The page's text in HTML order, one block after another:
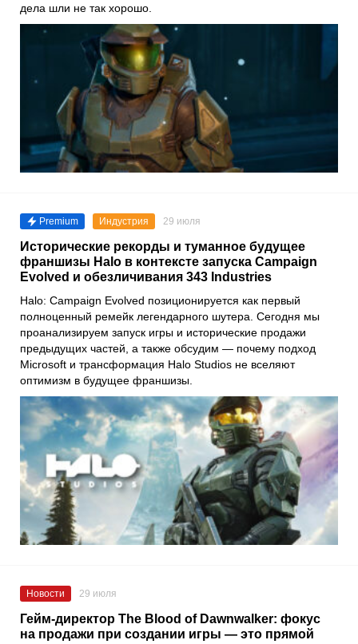
дела шли не так хорошо.
Premium Индустрия 29 июля
Исторические рекорды и туманное будущее
франшизы Halo в контексте запуска Campaign
Evolved и обезличивания 343 Industries
Halo: Campaign Evolved позиционируется как первый
полноценный ремейк легендарного шутера. Сегодня мы
проанализируем запуск игры и исторические продажи
предыдущих частей, а также обсудим — почему подход
Microsoft и трансформация Halo Studios не вселяют
оптимизм в будущее франшизы.
Новости 29 июля
Гейм-директор The Blood of Dawnwalker: фокус
на продажи при создании игры — это прямой